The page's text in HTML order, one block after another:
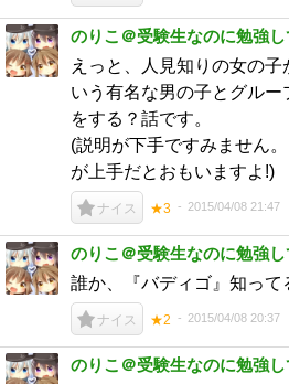
のりこ＠受験生なのに勉強
えっと、人見知りの女の
いう有名な男の子とグル
をする？話です。
(説明が下手ですみません
が上手だとおもいますよ!)
ナイス ★3 2015/04/08 21:47
のりこ＠受験生なのに勉強
誰か、『バディゴ』知って
ナイス ★2 2015/04/08 20:37
のりこ＠受験生なのに勉強